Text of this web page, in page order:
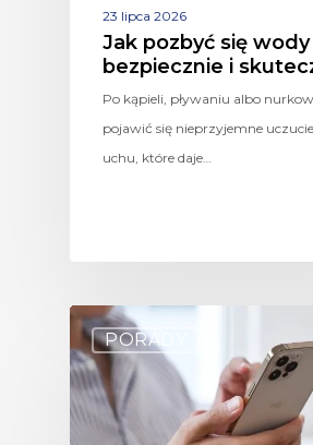
23 lipca 2026
Jak pozbyć się
bezpiecznie i
Po kąpieli, pływaniu albo
pojawić się nieprzyjemne
uchu, które daje…
PORADY